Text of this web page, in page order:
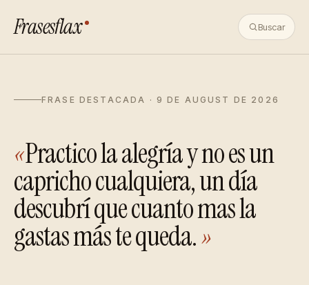
Frasesflax Buscar
FRASE DESTACADA · 9 DE AUGUST DE 2026
«Practico la alegría y no es un
capricho cualquiera, un día
descubrí que cuanto mas la
gastas más te queda.»